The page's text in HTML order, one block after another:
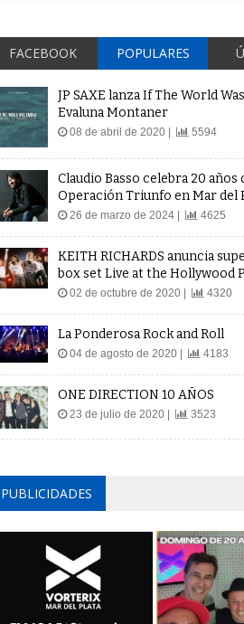
FACEBOOK POPULARES
JP SAXE lanza If The World
Evaluna Montaner
08 de abril de 2020 | 5594
Claudio Basso celebra 20 años
Operación Triunfo en Mar del
26 de marzo de 2024 | 4625
KEITH RICHARDS anuncia
box set Live at the Hollywood
02 de octubre de 2020 | 4320
La Ponderosa Rock and Roll
04 de agosto de 2020 | 4183
ONE DIRECTION 10 AÑOS
23 de julio de 2020 | 3523
PUBLICIDADES